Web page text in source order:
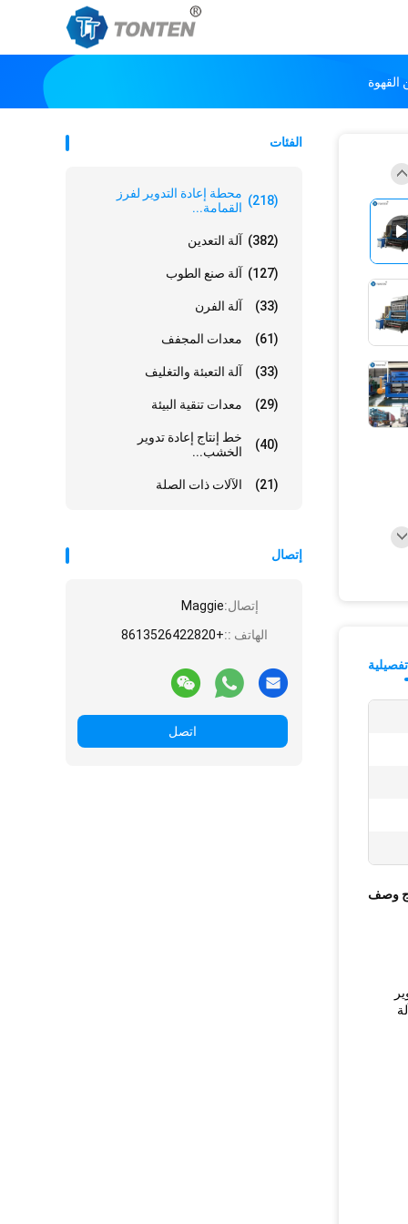
الفئات
محطة إعادة التدوير لفرز
القمامة...
(218)
آلة التعدين (382)
آلة صنع الطوب (127)
آلة الفرن (33)
معدات المجفف (61)
آلة التعبئة والتغليف (33)
معدات تنقية البيئة (29)
خط إنتاج إعادة تدوير
الخشب...
(40)
الآلات ذات الصلة (21)
إتصال
إتصال:Maggie
الهاتف ::+8613526422820
اتصل
وصف